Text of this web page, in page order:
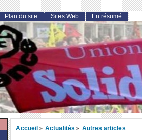
Accueil > Actualités > Autres articles
Plan du site Sites Web En résumé